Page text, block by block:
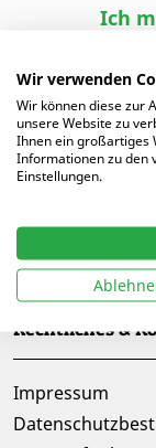
Ich
Folge uns auf
Rechtliches &
Impressum
Wir verwenden
Wir können diese zur
unsere Website zu
Ihnen ein großartiges
Informationen zu den
Einstellungen.